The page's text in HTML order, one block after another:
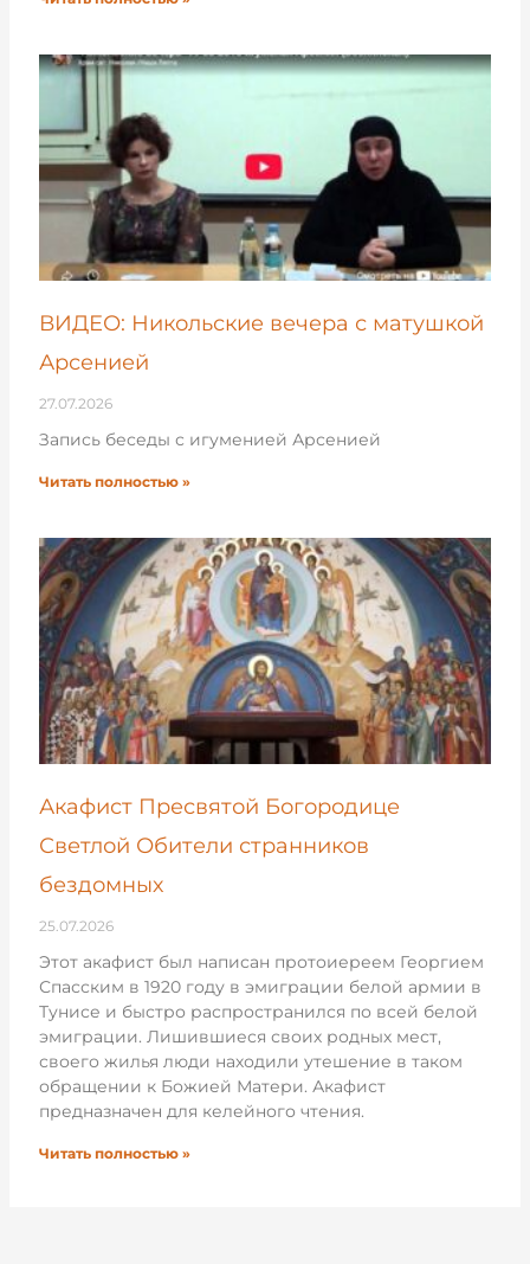
ВИДЕО: Никольские вечера с матушкой
Арсенией
27.07.2026
Запись беседы с игуменией Арсенией
Читать полностью »
Акафист Пресвятой Богородице
Светлой Обители странников
бездомных
25.07.2026
Этот акафист был написан протоиереем Георгием
Спасским в 1920 году в эмиграции белой армии в
Тунисе и быстро распространился по всей белой
эмиграции. Лишившиеся своих родных мест,
своего жилья люди находили утешение в таком
обращении к Божией Матери. Акафист
предназначен для келейного чтения.
Читать полностью »